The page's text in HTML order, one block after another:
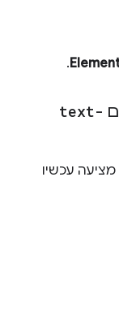
.
text-
מציעה עכשיו